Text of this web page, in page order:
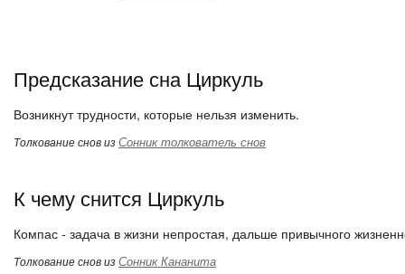
Предсказание сна Циркуль
Возникнут трудности, которые нельзя изменить.
Толкование снов изСонник толкователь снов
К чему снится Циркуль
Компас - задача в жизни непростая, дальше привычного
Толкование снов изСонник Кананита